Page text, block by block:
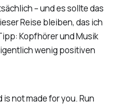
– und es sollte das
Reise bleiben, das ich
Kopfhörer und Musik
wenig positiven
not made for you. Run